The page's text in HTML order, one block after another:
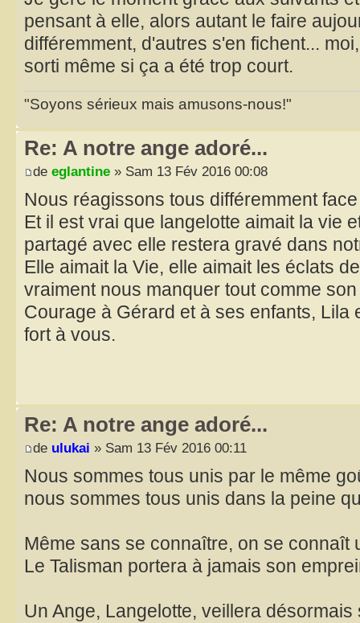
pensant à elle, alors autant le faire
différemment, d'autres s'en fichent...
sorti même si ça a été trop court.
"Soyons sérieux mais amusons-nous!"
Re: A notre ange adoré...
de eglantine » Sam 13 Fév 2016 00:08
Nous réagissons tous différemment
Et il est vrai que langelotte aimait la vie
partagé avec elle restera gravé dans
Elle aimait la Vie, elle aimait les éclats
vraiment nous manquer tout comme
Courage à Gérard et à ses enfants, Lila
fort à vous.
Re: A notre ange adoré...
de ulukai » Sam 13 Fév 2016 00:11
Nous sommes tous unis par le même
nous sommes tous unis dans la peine
Même sans se connaître, on se connaît
Le Talisman portera à jamais son
Un Ange, Langelotte, veillera désormais